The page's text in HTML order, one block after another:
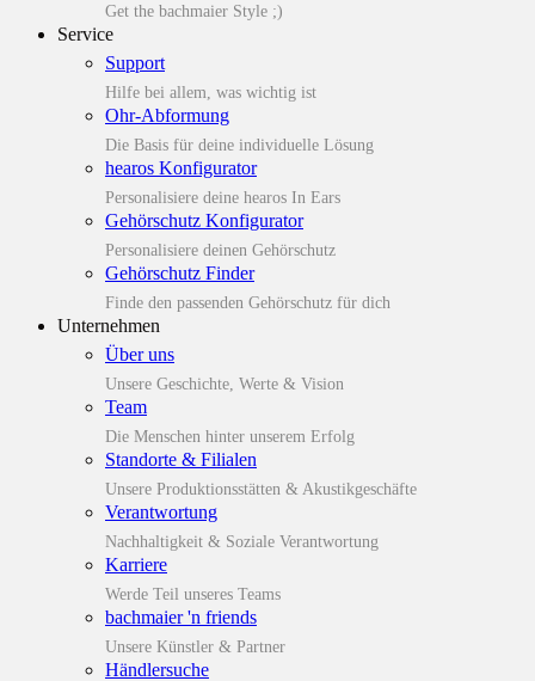
Get the bachmaier Style ;)
Service
Support
Hilfe bei allem, was wichtig ist
Ohr-Abformung
Die Basis für deine individuelle Lösung
hearos Konfigurator
Personalisiere deine hearos In Ears
Gehörschutz Konfigurator
Personalisiere deinen Gehörschutz
Gehörschutz Finder
Finde den passenden Gehörschutz für dich
Unternehmen
Über uns
Unsere Geschichte, Werte & Vision
Team
Die Menschen hinter unserem Erfolg
Standorte & Filialen
Unsere Produktionsstätten & Akustikgeschäfte
Verantwortung
Nachhaltigkeit & Soziale Verantwortung
Karriere
Werde Teil unseres Teams
bachmaier 'n friends
Unsere Künstler & Partner
Händlersuche